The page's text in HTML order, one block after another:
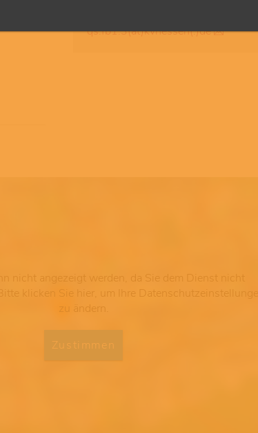
qs.fb1.3(at)kvhessen(.)de
klicken Sie hier, um Ihre Datenschutzeinstellungen
zu ändern.
Zustimmen